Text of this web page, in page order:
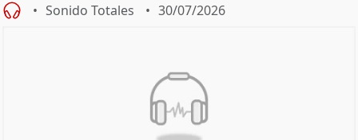
Sonido Totales 30/07/2026